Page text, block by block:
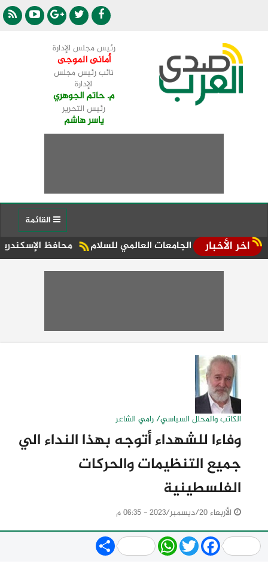
رئيس مجلس الإدارة
أمانى الموجى
نائب رئيس مجلس
الإدارة
م. حاتم الجوهري
رئيس التحرير
ياسر هاشم
اخر الأخبار محافظ الإسكندرية يقود رؤساء الجامعات العالمي للسلام
الكاتب والمحلل السياسي/ رامي الشاعر
وفاءا للشهداء أتوجه بهذا النداء الي
جميع التنظيمات والحركات
الفلسطينية
الأربعاء 20/ديسمبر/2023 - 06:35 م
Share WhatsApp
TwitterFacebook